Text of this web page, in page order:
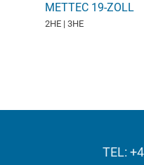
METTEC 19-ZOLL
2HE | 3HE
TEL: